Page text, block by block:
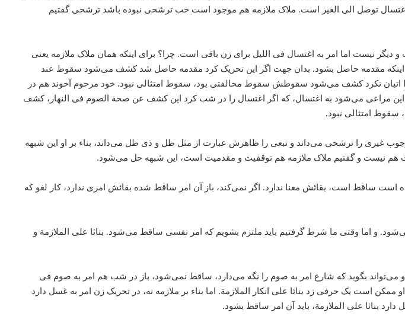
توصل الی الغیر است. ملاک ملازمه هم موجود است خب ترشحی نبوده باشد ترشحی گفتیم
نیست اما امر به اغتسال فی اللیل برای زن باقی است. چرا؟ برای اینکه همان ملاک ملازمه یعنی
مقدمه حاصل بشود. بدان جهت اگر این تحریک کرد مقدمه حاصل شد کشف می‌‌شود سقوط عند
را اتیان نکرد کشف می‌‌شود سقوطش سقوط مخالفتی بود، ‌سقوط امتثالی نبود. خود مرحوم آخوند هم در
این مراعی می‌‌شود به اغتسال، که اگر اغتسال را در شب کرد این کشف عن صحة الصوم فی النهار، کشف
امتثالی نبود.
غیری را ترشحی می‌‌داند و تبعی را ظاهرش عبارت از مثل ظل و ذی ظل می‌‌داند، ‌بناء‌ بر او این شبهه
هم نیست و گفتیم ملاک ملازمه هم توقفیت و مقدمیت است، این شبهه حل می‌‌شود.
‌ساقط است، ‌بقائش معنا ندارد. اگر نمی‌کند، باز آن امر ساقط شده ‌بقائش امری ندارد، کار لغو که
و اما وقتی ما شرط گرفتیم باید ملتزم بشویم که امر نفسی ساقط می‌‌شود. بنائا علی الملازمة و
می‌‌تواند بگوید که شارع امر به صوم را نگه می‌‌دارد، ‌ساقط نمی‌شود، باز در شب هم امر به صوم فی
است یک حرفی زد بنائا علی انکار الملازمة. اما بناء بر ملازمه نه، در تحریک زن امر به غسل دارد
بنائا علی الملازمة، باید آن امر ساقط بشود.